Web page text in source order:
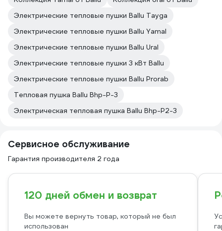
Электрические тепловые пушки Ballu Tayga
Электрические тепловые пушки Ballu Yamal
Электрические тепловые пушки Ballu Ural
Электрические тепловые пушки 3 кВт Ballu
Электрические тепловые пушки Ballu Prorab
Тепловая пушка Ballu Bhp-P-3
Электрическая тепловая пушка Ballu Bhp-P2-3
Сервисное обслуживание
Гарантия производителя 2 года
120 дней обмен и возврат
Вы можете вернуть товар, который не был
использован